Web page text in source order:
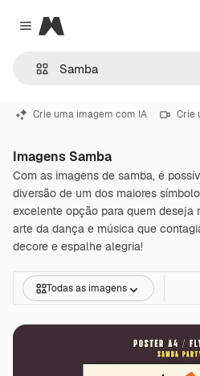
Close menu
Magnific
Crie uma imagem com IA Crie
Imagens Samba
Com as imagens de samba, é
diversão de um dos maiores
excelente opção para quem deseja
arte da dança e música que
decore e espalhe alegria!
Todas as imagens